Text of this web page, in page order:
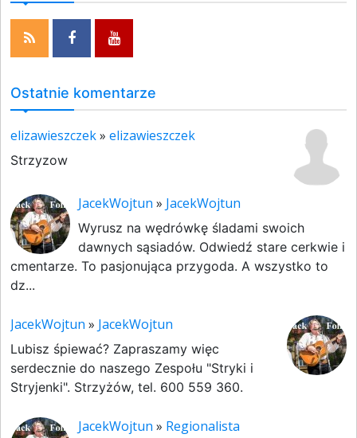
Ostatnie komentarze
elizawieszczek» elizawieszczek
Strzyzow
JacekWojtun » JacekWojtun
Wyrusz na wędrówkę śladami swoich
dawnych sąsiadów. Odwiedź stare cerkwie i
cmentarze. To pasjonująca przygoda. A wszystko to
dz...
JacekWojtun » JacekWojtun
Lubisz śpiewać? Zapraszamy więc
serdecznie do naszego Zespołu "Stryki i
Stryjenki". Strzyżów, tel. 600 559 360.
JacekWojtun » Regionalista